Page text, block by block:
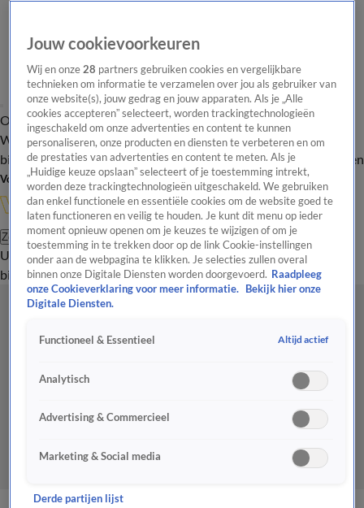
Overzicht Onze programma's Uitzendingen Onze gezichten
In de
WandelgangenInterviewsUitzending
bijwonenPodcastShopVeelgestelde vragenKijkersvraag insturen
Volg Vandaag Inside
Zoeken
UitzendingenVandaag InsideDe OranjezomerShopUitzending
bijwonen
Jouw cookievoorkeuren
Wij en onze28 partners gebruiken cookies en vergelijkbare
technieken om informatie te verzamelen over jou als gebruiker van
onze website(s), jouw gedrag en jouw apparaten. Als je „Alle
cookies accepteren” selecteert, worden trackingtechnologieën
ingeschakeld om onze advertenties en content te kunnen
personaliseren, onze producten en diensten te verbeteren en om
de prestaties van advertenties en content te meten. Als je
„Huidige keuze opslaan” selecteert of je toestemming intrekt,
worden deze trackingtechnologieën uitgeschakeld. We gebruiken
dan enkel functionele en essentiële cookies om de website goed te
laten functioneren en veilig te houden. Je kunt dit menu op ieder
moment opnieuw openen om je keuzes te wijzigen of om je
toestemming in te trekken door op de link Cookie-instellingen
onder aan de webpagina te klikken. Je selecties zullen overal
binnen onze Digitale Diensten worden doorgevoerd. Raadpleeg
onze Cookieverklaring voor meer informatie.
Bekijk hier onze
Digitale Diensten.
Functioneel & Essentieel Altijd actief
Analytisch
Advertising & Commercieel
Marketing & Social media
Derde partijen lijst